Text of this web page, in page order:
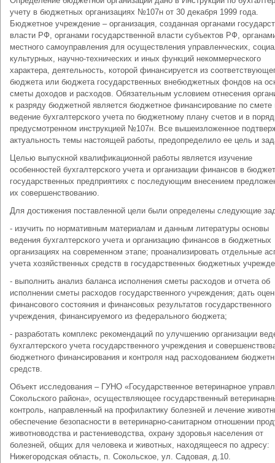
учету в бюджетных организациях №107н от 30 декабря 1999 года.
Бюджетное учреждение – организация, созданная органами
власти РФ, органами государственной власти субъектов РФ,
местного самоуправления для осуществления управленческих,
культурных, научно-технических и иных функций некоммерческого
характера, деятельность, которой финансируется из
бюджета или бюджета государственных внебюджетных фондов на
сметы доходов и расходов. Обязательным условием отнесения
к разряду бюджетной является бюджетное финансирование по смете
ведение бухгалтерского учета по бюджетному плану счетов и в
предусмотренном инструкцией №107н. Все вышеизложенное
актуальность темы настоящей работы, предопределило ее цель и
Целью выпускной квалификационной работы является изучение
особенностей бухгалтерского учета и организации финансов в
государственных предприятиях с последующим внесением
их совершенствованию.
Для достижения поставленной цели были определены следующие
- изучить по нормативным материалам и данным литературы основы
ведения бухгалтерского учета и организацию финансов в бюджетных
организациях на современном этапе; проанализировать отдельные
учета хозяйственных средств в государственных бюджетных
- выполнить анализ баланса исполнения сметы расходов и отчета об
исполнении сметы расходов государственного учреждения; дать
финансового состояния и финансовых результатов государственного
учреждения, финансируемого из федерального бюджета;
- разработать комплекс рекомендаций по улучшению организации
бухгалтерского учета государственного учреждения и
бюджетного финансирования и контроля над расходованием
средств.
Объект исследования – ГУНО «Государственное ветеринарное
Сокольского района», осуществляющее государственный
контроль, направленный на профилактику болезней и лечение
обеспечение безопасности в ветеринарно-санитарном отношении
животноводства и растениеводства, охрану здоровья населения от
болезней, общих для человека и животных, находящееся по адресу:
Нижегородская область, п. Сокольское, ул. Садовая, д.10.